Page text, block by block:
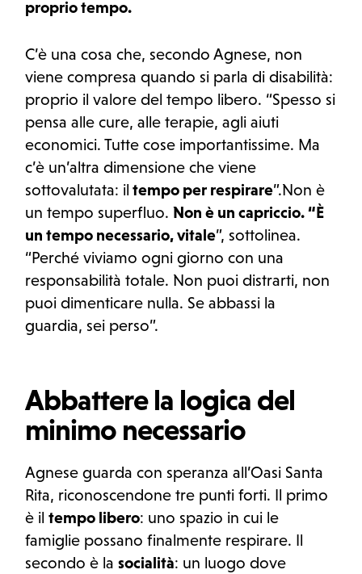
proprio tempo.
C’è una cosa che, secondo Agnese, non
viene compresa quando si parla di disabilità:
proprio il valore del tempo libero. “Spesso si
pensa alle cure, alle terapie, agli aiuti
economici. Tutte cose importantissime. Ma
c’è un’altra dimensione che viene
sottovalutata: il tempo per respirare”.Non è
un tempo superfluo.Non è un capriccio. “È
un tempo necessario, vitale”, sottolinea.
“Perché viviamo ogni giorno con una
responsabilità totale. Non puoi distrarti, non
puoi dimenticare nulla. Se abbassi la
guardia, sei perso”.
Abbattere la logica del
minimo necessario
Agnese guarda con speranza all’Oasi Santa
Rita, riconoscendone tre punti forti. Il primo
è iltempo libero: uno spazio in cui le
famiglie possano finalmente respirare. Il
secondo è lasocialità: un luogo dove